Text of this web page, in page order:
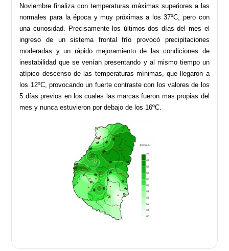
Noviembre finaliza con temperaturas máximas superiores a las
normales para la época y muy próximas a los 37ºC, pero con
una curiosidad. Precisamente los últimos dos días del mes el
ingreso de un sistema frontal frío provocó precipitaciones
moderadas y un rápido mejoramiento de las condiciones de
inestabilidad que se venían presentando y al mismo tiempo un
atípico descenso de las temperaturas mínimas, que llegaron a
los 12ºC, provocando un fuerte contraste con los valores de los
5 días previos en los cuales las marcas fueron mas propias del
mes y nunca estuvieron por debajo de los 16ºC.